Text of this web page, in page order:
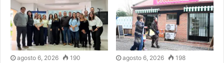
agosto 6, 2026 190 agosto 6, 2026 198